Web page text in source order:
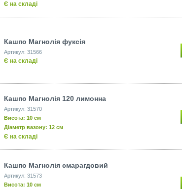
Є на складі
Кашпо Магнолія фуксія
Артикул: 31566
Є на складі
Кашпо Магнолія 120 лимонна
Артикул: 31570
Висота: 10 см
Діаметр вазону: 12 см
Є на складі
Кашпо Магнолія смарагдовий
Артикул: 31573
Висота: 10 см